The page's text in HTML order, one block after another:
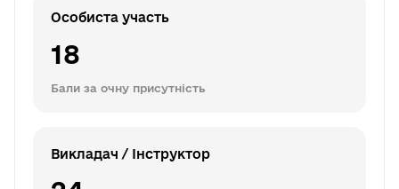
Особиста участь
18
Бали за очну присутність
Викладач / Інструктор